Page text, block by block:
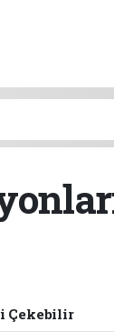
Çekebilir